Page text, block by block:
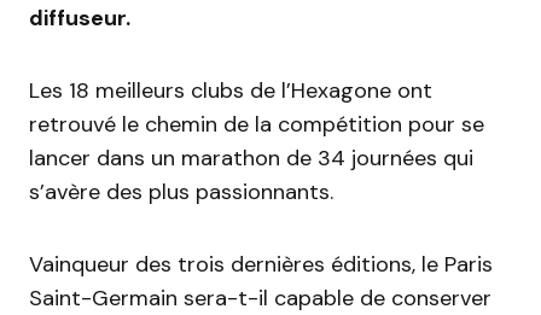
diffuseur.
Les 18 meilleurs clubs de l’Hexagone ont
retrouvé le chemin de la compétition pour se
lancer dans un marathon de 34 journées qui
s’avère des plus passionnants.
Vainqueur des trois dernières éditions, le Paris
Saint-Germain sera-t-il capable de conserver